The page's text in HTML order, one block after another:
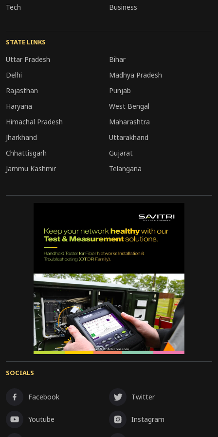
ताकि यह पता लगाया जा सके कि आरोपी अकेले काम कर
Tech
Business
STATE LINKS
Uttar Pradesh
Bihar
Delhi
Madhya Pradesh
Rajasthan
Punjab
Haryana
West Bengal
Himachal Pradesh
Maharashtra
Jharkhand
Uttarakhand
Chhattisgarh
Gujarat
Jammu Kashmir
Telangana
SOCIALS
Facebook Twitter
Youtube Instagram